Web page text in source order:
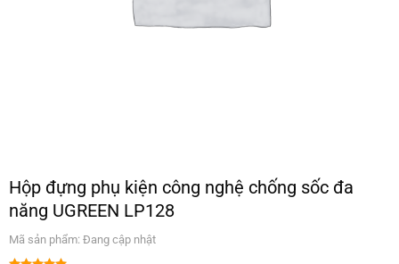
Hộp đựng phụ kiện công nghệ chống sốc đa
năng UGREEN LP128
Mã sản phẩm: Đang cập nhật